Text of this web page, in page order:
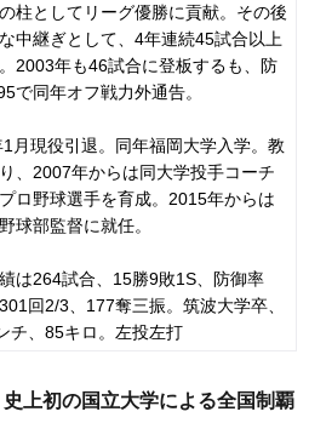
柱としてリーグ優勝に貢献。その後
中継ぎとして、4年連続45試合以上
2003年も46試合に登板するも、防
で同年オフ戦力外通告。
月現役引退。同年福岡大学入学。教
、2007年からは同大学投手コーチ
ロ野球選手を育成。2015年からは
球部監督に就任。
は264試合、15勝9敗1S、防御率
回2/3、177奪三振。筑波大学卒、
チ、85キロ。左投左打
上初の国立大学による全国制覇